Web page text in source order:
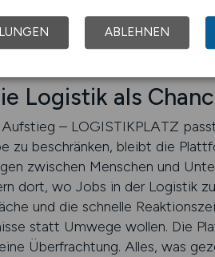
Arbeitgeber. So entsteht
mittel- und langfristig
Tool für berufliche
Logistik als
– LOGISTIKPLATZ
zu beschränken, bleibt die
zwischen Menschen und
dort, wo Jobs in der Logistik
und die schnelle
statt Umwege wollen. Die
Überfrachtung. Alles, was
ABLEHNEN